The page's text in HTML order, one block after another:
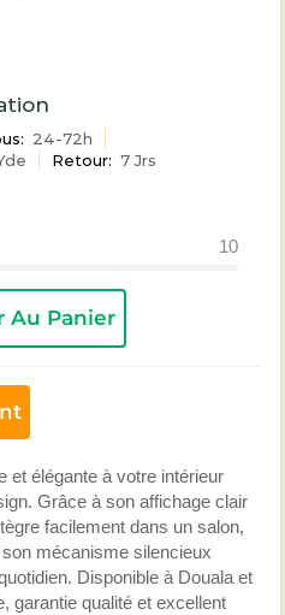
24-72h
Retour: 7 Jrs
10
Au Panier
et élégante à votre intérieur
Grâce à son affichage clair
facilement dans un salon,
mécanisme silencieux
Disponible à Douala et
garantie qualité et excellent